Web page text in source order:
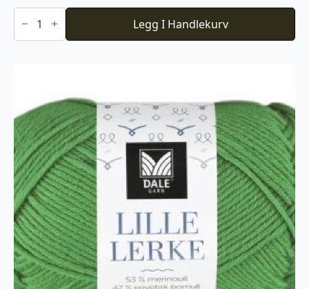
Baby
Ull
Halvbleket
Legg I Handlekurv